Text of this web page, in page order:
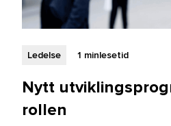
Ledelse 1 minlesetid
Nytt
rollen